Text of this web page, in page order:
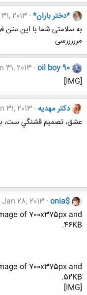
*دختر باران* 2013
به سلامتی شما با این متن
مرررررسی
oil boy 90
31, 2013
[IMG]
دکتر مهدیه 31, 2013
عشق، تصميم قشنگي ست،
onia$
Jan 28, 2013
of 700x375px and
46KB.
of 700x375px and
52KB.
[IMG]